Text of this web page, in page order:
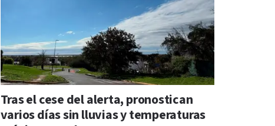
Tras el cese del alerta, pronostican
varios días sin lluvias y temperaturas